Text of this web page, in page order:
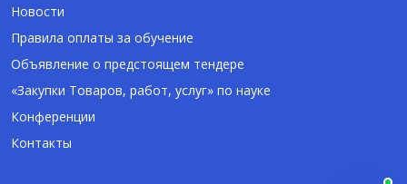
Новости
Правила оплаты за обучение
Объявление о предстоящем тендере
«Закупки Товаров, работ, услуг» по науке
Конференции
Контакты
Здравствуйте! Я AI-Talapker — помощник
ВКУ им. Сарсена Аманжолова (ВКУ). Отвечу
на вопросы о поступлении в бакалавриат,